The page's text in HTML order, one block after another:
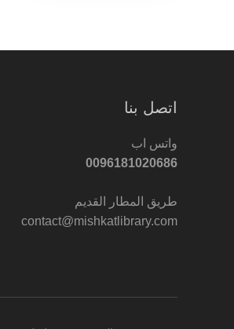
اتصل بنا
واتس اب
0096181020686
طريق المطار القديم
contact@mishkatlibrary.com